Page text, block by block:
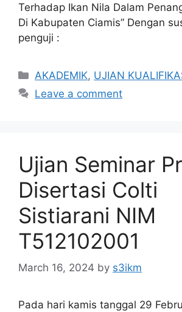
Terhadap Ikan Nila Dalam
Di Kabupaten Ciamis” Dengan
penguji :
Categories
AKADEMIK, UJIAN
Leave a comment
Ujian Seminar
Disertasi Colti
Sistiarani NIM
T512102001
March 16, 2024 by s3ikm
Pada hari kamis tanggal 29